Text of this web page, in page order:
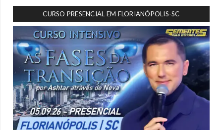
CURSO PRESENCIAL EM FLORIANÓPOLIS-SC